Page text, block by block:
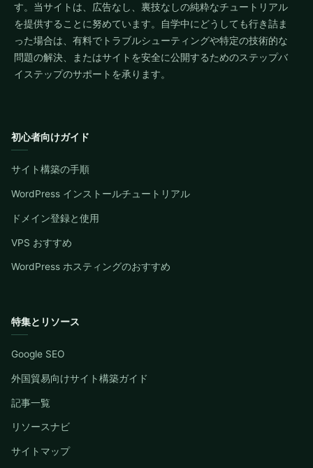
す。当サイトは、広告なし、裏技なしの純粋なチュートリアル
を提供することに努めています。自学中にどうしても行き詰ま
った場合は、有料でトラブルシューティングや特定の技術的な
問題の解決、またはサイトを安全に公開するためのステップバ
イステップのサポートを承ります。
初心者向けガイド
サイト構築の手順
WordPress インストールチュートリアル
ドメイン登録と使用
VPS おすすめ
WordPress ホスティングのおすすめ
特集とリソース
Google SEO
外国貿易向けサイト構築ガイド
記事一覧
リソースナビ
サイトマップ